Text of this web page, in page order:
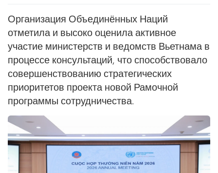
Организация Объединённых Наций
отметила и высоко оценила активное
участие министерств и ведомств Вьетнама в
процессе консультаций, что способствовало
совершенствованию стратегических
приоритетов проекта новой Рамочной
программы сотрудничества.